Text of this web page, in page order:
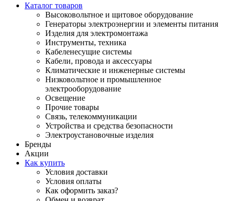
Каталог товаров
Высоковольтное и щитовое оборудование
Генераторы электроэнергии и элементы питания
Изделия для электромонтажа
Инструменты, техника
Кабеленесущие системы
Кабели, провода и аксессуары
Климатические и инженерные системы
Низковольтное и промышленное
электрооборудование
Освещение
Прочие товары
Связь, телекоммуникации
Устройства и средства безопасности
Электроустановочные изделия
Бренды
Акции
Как купить
Условия доставки
Условия оплаты
Как оформить заказ?